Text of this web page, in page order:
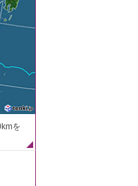
を